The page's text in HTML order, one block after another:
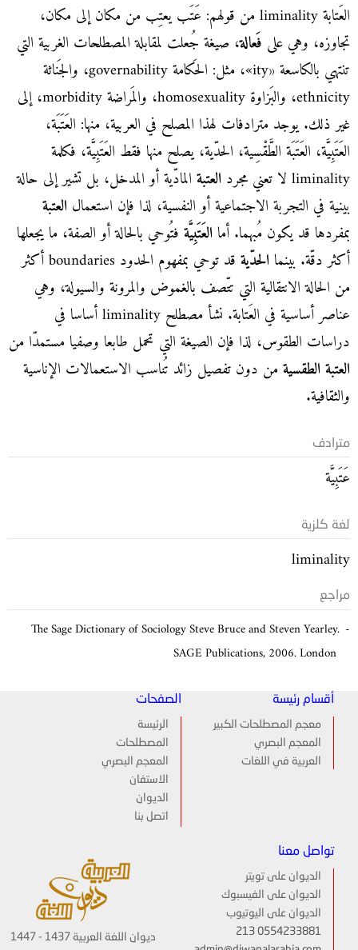
العَتابة liminality من قولهم: عَتَب يعتِب من مكان إلى مكان،
تجاوزه، وهي على فَعالة، صيغة جُعلت لمقابلة المصطلحات الغربية التي
تنتهي بالكاسعة «ity»، مثل: الحَكامة governability، والجَناثة
ethnicity، والبَزاوة homosexuality، والمَراضة morbidity، إلى
غير ذلك. يوجد مترادفات لهذا المصلح في العربية، منها: العَتَبَة،
العَتَبِيَّة، العَتَبَة الطَّقْسِية، الحدّية، يصلح منها فقط العَتَبِيَّة، فكلمة
liminality لا تعني مجرد
العتبةالمادّية أو المدخل، بل تشير إلى حالة
بينية في التجربة الاجتماعية أو النفسية، لذا فإن استعمال العتبة
بمفردها قد يكون مُبهما. أماالعَتَبِيَّةفتُوحي بالحالة أو الصفة، ما يجعلها
أكثر دقّة. بينماالحدّية
قد توحي بمفهوم الحدود boundaries أكثر
من الحالة الانتقالية التي تتّصف بالغموض والمرونة والسيولة، وهي
عناصر أساسية في العَتابة. نشأ مصطلح liminality أساسا في
دراسات الطقوس، لذا فإن الصيغة التي تحمل طابعا وصفيا مستمدّا من
العتبة الطقسيةمن دون تفصيل زائد تُناسب الاستعمالات الإناسية
والثقافية.
مترادف
عَتَبِيَّة
لغة كلزية
liminality
مراجع
The Sage Dictionary of Sociology Steve Bruce and Steven Yearley.
SAGE Publications, 2006. London
أقسام رئيسة
معجم المصطلحات الكبير
المعجم البصري
العربية في اللغات
الصفحات
الرئيسة
المصطلحات
المعجم البصري
الاستفان
الديوان
اتصل بنا
تواصل معنا
الديوان على تويتر
الديوان على الفيسبوك
الديوان على اليوتيوب
213 0554233881
ديوان اللغة العربية 1437 - 1447